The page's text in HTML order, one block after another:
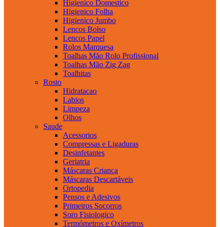
Higienico Domestico
Higienico Folha
Higienico Jumbo
Lencos Bolso
Lencos Papel
Rolos Marquesa
Toalhas Mão Rolo Profissional
Toalhas Mão Zig Zag
Toalhitas
Rosto
Hidratacao
Labios
Limpeza
Olhos
Saude
Acessorios
Compressas e Ligaduras
Desinfetantes
Geriatria
Máscaras Criança
Máscaras Descartáveis
Ortopedia
Pensos e Adesivos
Primeiros Socorros
Soro Fisiologico
Termómetros e Oxímetros